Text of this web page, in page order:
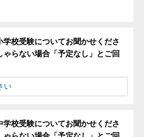
学校受験についてお聞かせくださ
ゃらない場合「予定なし」とご回
学校受験についてお聞かせくださ